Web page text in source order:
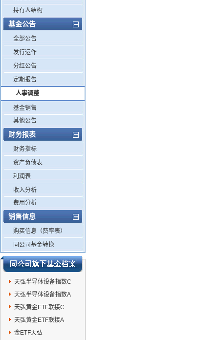
持有人结构
基金公告
全部公告
发行运作
分红公告
定期报告
人事调整
基金销售
其他公告
财务报表
财务指标
资产负债表
利润表
收入分析
费用分析
销售信息
购买信息（费率表）
同公司基金转换
天弘半导体设备指数C
天弘半导体设备指数A
天弘黄金ETF联接C
天弘黄金ETF联接A
金ETF天弘